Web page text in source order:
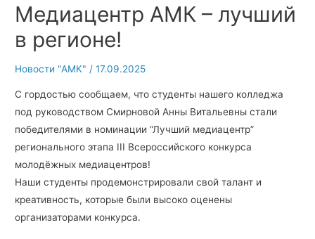
Медиацентр АМК – лучший
в регионе!
Новости "АМК" /17.09.2025
С гордостью сообщаем, что студенты нашего колледжа
под руководством Смирновой Анны Витальевны стали
победителями в номинации “Лучший медиацентр”
регионального этапа III Всероссийского конкурса
молодёжных медиацентров!
Наши студенты продемонстрировали свой талант и
креативность, которые были высоко оценены
организаторами конкурса.